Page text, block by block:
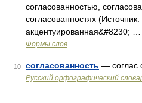
согласованностью,
согласованностях
акцентуированная&#8230; …
Формы слов
10 согласованность — соглас
Русский орфографический